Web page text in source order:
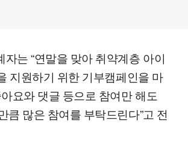
자는 “연말을 맞아 취약계층 아이
지원하기 위한 기부캠페인을 마
아요와 댓글 등으로 참여만 해도
큼 많은 참여를 부탁드린다”고 전